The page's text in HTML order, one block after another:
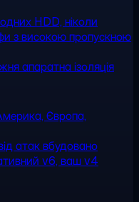
HDD, ніколи
з високою пропускною
апаратна ізоляція
Європа,
атак вбудовано
v6, ваш v4